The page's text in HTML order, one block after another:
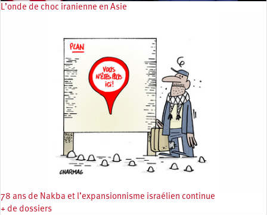
L’onde de choc iranienne en Asie
78 ans de Nakba et l’expansionnisme israélien continue
+ de dossiers